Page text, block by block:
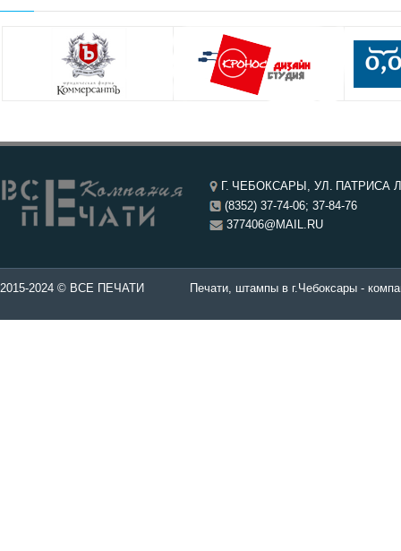
Г. ЧЕБОКСАРЫ, УЛ. ПАТРИСА
(8352) 37-74-06; 37-84-76
377406@MAIL.RU
в Чебоксары. Печати, штампы в г.Чебоксары -
2015-2024 © ВСЕ ПЕЧАТИ